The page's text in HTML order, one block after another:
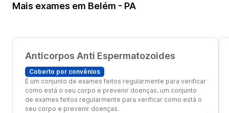
Mais exames em Belém - PA
Anticorpos Anti Espermatozoides
Coberto por convênios
É um conjunto de exames feitos regularmente para verificar
como está o seu corpo e prevenir doenças. um conjunto
de exames feitos regularmente para verificar como está o
seu corpo e prevenir doenças.